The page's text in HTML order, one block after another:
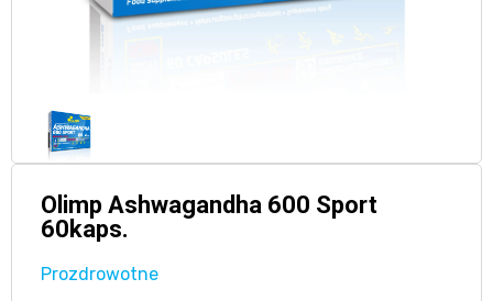
Olimp Ashwagandha 600 Sport
60kaps.
Prozdrowotne